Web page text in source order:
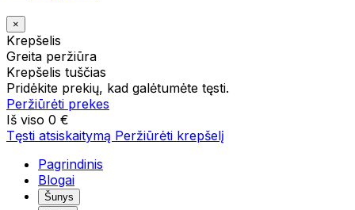
×
Krepšelis
Greita peržiūra
Krepšelis tuščias
Pridėkite prekių, kad galėtumėte tęsti.
Peržiūrėti prekes
Iš viso 0 €
Tęsti atsiskaitymą Peržiūrėti krepšelį
Pagrindinis
Blogai
Šunys